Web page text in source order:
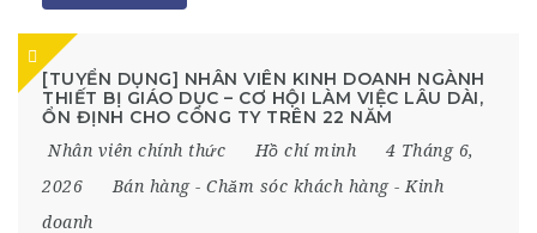
[TUYỂN DỤNG] NHÂN VIÊN KINH DOANH NGÀNH
THIẾT BỊ GIÁO DỤC – CƠ HỘI LÀM VIỆC LÂU DÀI,
ỔN ĐỊNH CHO CÔNG TY TRÊN 22 NĂM
Nhân viên chính thức Hồ chí minh
4 Tháng 6,
2026
Bán hàng- Chăm sóc khách hàng- Kinh
doanh